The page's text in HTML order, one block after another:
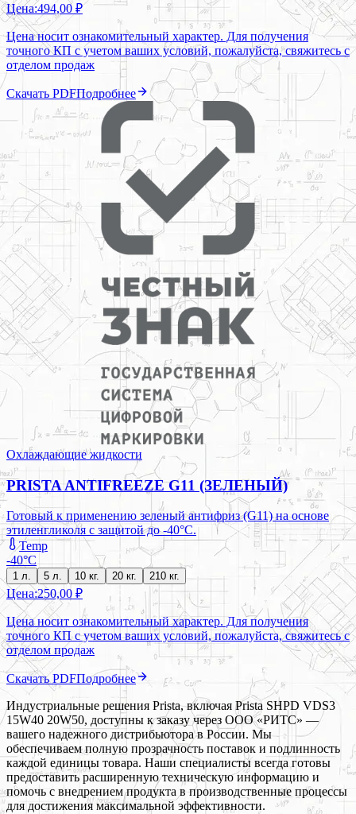
Цена:494,00 ₽
Цена носит ознакомительный характер. Для получения
точного КП с учетом ваших условий, пожалуйста, свяжитесь с
отделом продаж
Скачать PDFПодробнее
Охлаждающие жидкости
PRISTA ANTIFREEZE G11 (ЗЕЛЕНЫЙ)
Готовый к применению зеленый антифриз (G11) на основе
этиленгликоля с защитой до -40°C.
Temp
-40°C
1 л. 5 л. 10 кг. 20 кг. 210 кг.
Цена:250,00 ₽
Цена носит ознакомительный характер. Для получения
точного КП с учетом ваших условий, пожалуйста, свяжитесь с
отделом продаж
Скачать PDFПодробнее
Индустриальные решения Prista, включая Prista SHPD VDS3
15W40 20W50, доступны к заказу через ООО «РИТС» —
вашего надежного дистрибьютора в России. Мы
обеспечиваем полную прозрачность поставок и подлинность
каждой единицы товара. Наши специалисты всегда готовы
предоставить расширенную техническую информацию и
помочь с внедрением продукта в производственные процессы
для достижения максимальной эффективности.